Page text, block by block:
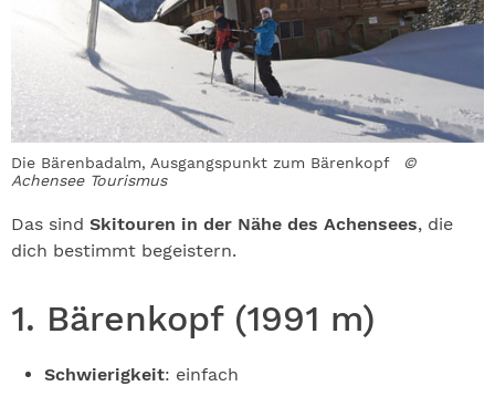
Die Bärenbadalm, Ausgangspunkt zum Bärenkopf
©
Achensee Tourismus
Das sind Skitouren in der Nähe des Achensees, die
dich bestimmt begeistern.
1. Bärenkopf (1991 m)
Schwierigkeit: einfach